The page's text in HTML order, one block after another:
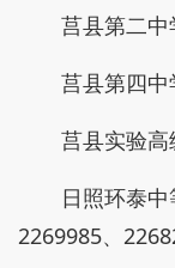
莒县第二
莒县第四
莒县实验
日照环泰
2269985、